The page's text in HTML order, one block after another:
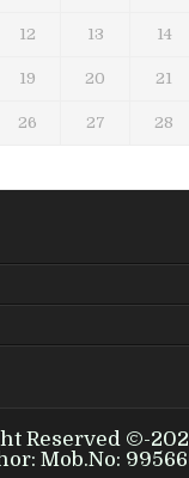
12 13 14
19 20 21
26 27 28
Reserved ©-2021
Mob.No: